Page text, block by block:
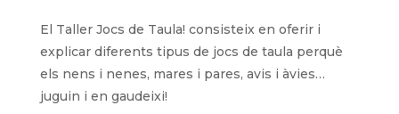
El Taller Jocs de Taula! consisteix en oferir i
explicar diferents tipus de jocs de taula perquè
els nens i nenes, mares i pares, avis i àvies…
juguin i en gaudeixi!